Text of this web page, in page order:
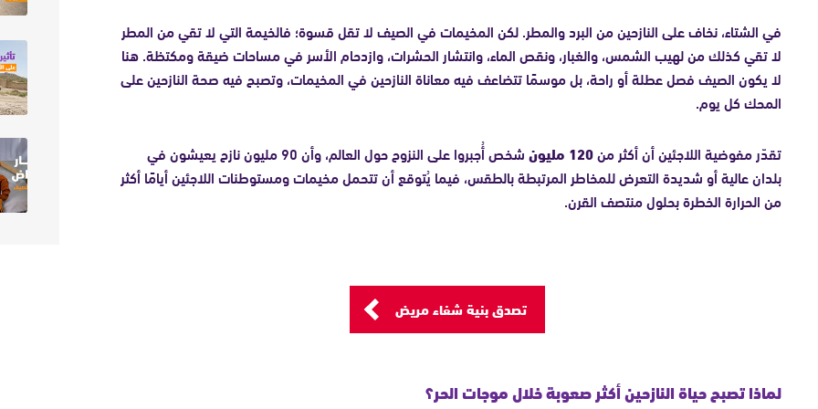
في الشتاء، نخاف على النازحين من البرد والمطر. لكن المخيمات في الصيف لا تقل قسوة؛ فالخيمة التي لا تقي من المطر
لا تقي كذلك من لهيب الشمس، والغبار، ونقص الماء، وانتشار الحشرات، وازدحام الأسر في مساحات ضيقة ومكتظة. هنا
لا يكون الصيف فصل عطلة أو راحة، بل موسمًا تتضاعف فيه معاناة النازحين في المخيمات، وتصبح فيه صحة النازحين على
المحك كل يوم.
تقدّر مفوضية اللاجئين أن أكثر من120 مليون
شخص أُجبروا على النزوح حول العالم، وأن 90 مليون نازح يعيشون في
بلدان عالية أو شديدة التعرض للمخاطر المرتبطة بالطقس، فيما يُتوقع أن تتحمل مخيمات ومستوطنات اللاجئين أيامًا أكثر
من الحرارة الخطرة بحلول منتصف القرن.
تصدق بنية شفاء مريض
لماذا تصبح حياة النازحين أكثر صعوبة خلال موجات الحر؟